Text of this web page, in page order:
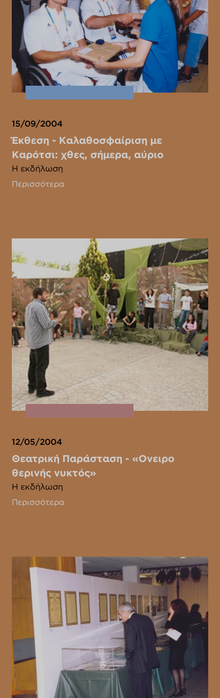
15/09/2004
Έκθεση - Καλαθοσφαίριση με
Καρότσι: χθες, σήμερα, αύριο
Η εκδήλωση
Περισσότερα
12/05/2004
Θεατρική Παράσταση - «Ονειρο
θερινής νυκτός»
Η εκδήλωση
Περισσότερα